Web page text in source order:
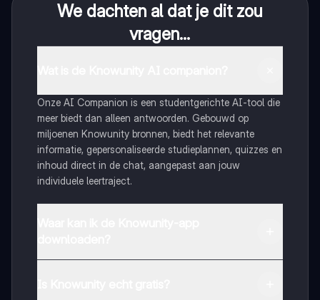
We dachten al dat je dit zou
vragen...
Onze AI Companion is een studentgerichte AI-tool die
meer biedt dan alleen antwoorden. Gebouwd op
miljoenen Knowunity bronnen, biedt het relevante
informatie, gepersonaliseerde studieplannen, quizzes en
inhoud direct in de chat, aangepast aan jouw
individuele leertraject.